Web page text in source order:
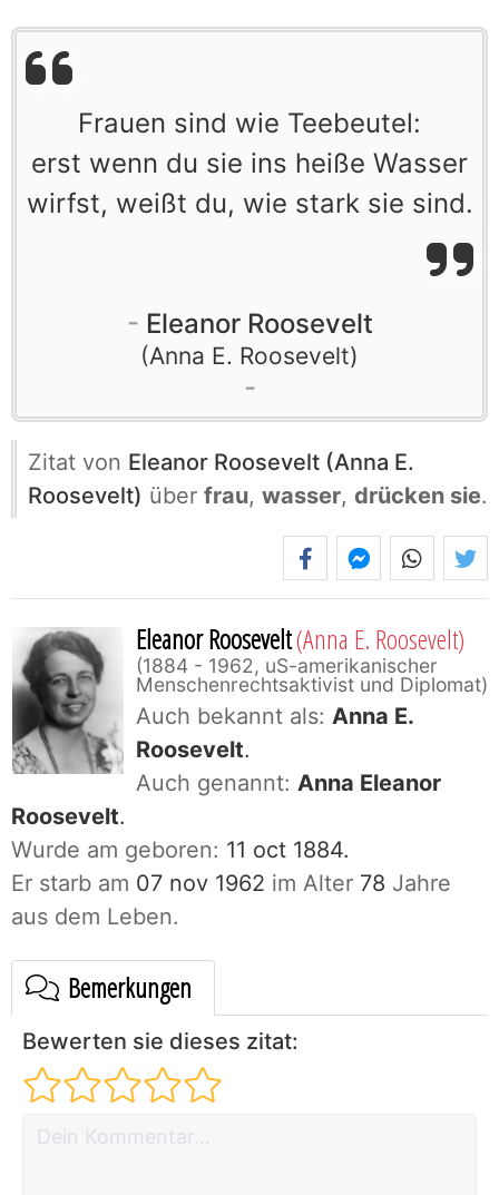
Frauen sind wie Teebeutel:
erst wenn du sie ins heiße Wasser
wirfst, weißt du, wie stark sie sind.
Eleanor Roosevelt
Anna E. Roosevelt
Zitat von Eleanor Roosevelt (Anna E.
Roosevelt) über frau, wasser, drücken sie.
Eleanor Roosevelt(Anna E. Roosevelt)
1884 - 1962, uS-amerikanischer
Menschenrechtsaktivist und Diplomat
Auch bekannt als: Anna E.
Roosevelt.
Auch genannt: Anna Eleanor
Roosevelt.
Wurde am geboren: 11 oct 1884.
Er starb am 07 nov 1962 im Alter 78 Jahre
aus dem Leben.
Bemerkungen
Bewerten sie dieses zitat: